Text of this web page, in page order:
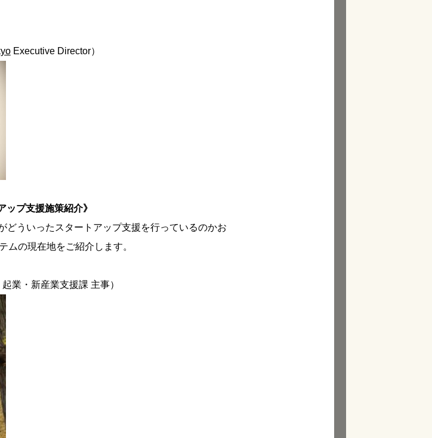
Executive Director）
プ支援施策紹介》
どういったスタートアップ支援を行っているのかお
ムの現在地をご紹介します。
業・新産業支援課 主事）